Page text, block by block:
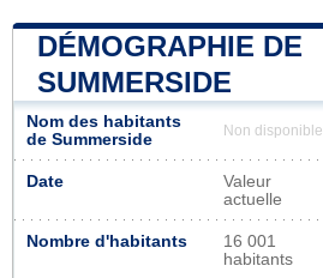
DÉMOGRAPHIE DE
SUMMERSIDE
Nom des habitants
de Summerside
Non disponible
Date
Valeur
actuelle
Nombre d'habitants
16 001
habitants